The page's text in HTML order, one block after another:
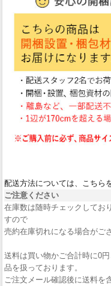
配送方法については、こちら
ご注意ください
在庫数は随時チェックしてお
すので
売約在庫切れになる場合がご
送料は買い物かご合計時に0
品を扱っております。
ご注文メール確認後に送料を